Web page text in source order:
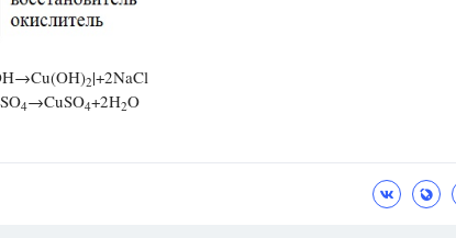
2|+2NaCl
SO4→CuSO4+2H2O